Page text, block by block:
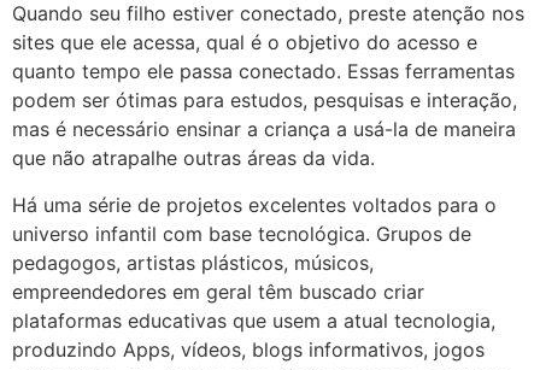
Quando seu filho estiver conectado, preste atenção nos
sites que ele acessa, qual é o objetivo do acesso e
quanto tempo ele passa conectado. Essas ferramentas
podem ser ótimas para estudos, pesquisas e interação,
mas é necessário ensinar a criança a usá-la de maneira
que não atrapalhe outras áreas da vida.
Há uma série de projetos excelentes voltados para o
universo infantil com base tecnológica. Grupos de
pedagogos, artistas plásticos, músicos,
empreendedores em geral têm buscado criar
plataformas educativas que usem a atual tecnologia,
produzindo Apps, vídeos, blogs informativos, jogos